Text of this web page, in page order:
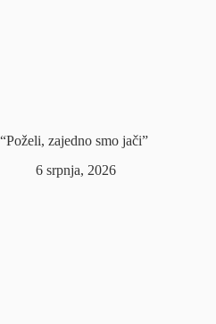
“Poželi, zajedno smo jači”
6 srpnja, 2026